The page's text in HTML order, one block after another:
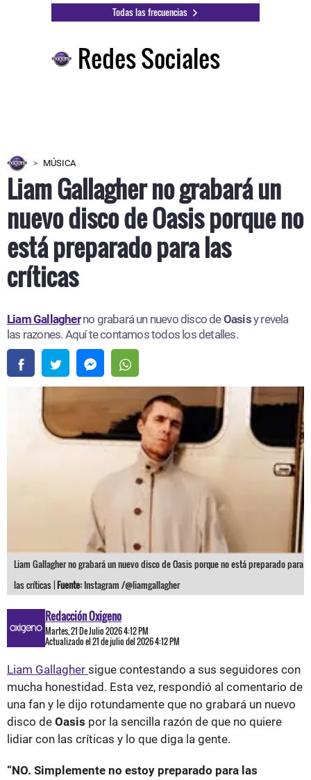
Todas las frecuencias
Redes Sociales
MÚSICA
Liam Gallagher no grabará un
nuevo disco de Oasis porque no
está preparado para las
críticas
Liam Gallagherno grabará un nuevo disco deOasisy revela
las razones. Aquí te contamos todos los detalles.
Liam Gallagher no grabará un nuevo disco de Oasis porque no está preparado para
las críticas |Fuente: Instagram /@liamgallagher
Redacción Oxigeno
Martes, 21 De Julio 2026 4:12 PM
Actualizado el 21 de julio del 2026 4:12 PM
Liam Gallagher sigue contestando a sus seguidores con
mucha honestidad. Esta vez, respondió al comentario de
una fan y le dijo rotundamente que no grabará un nuevo
disco de Oasis por la sencilla razón de que no quiere
lidiar con las críticas y lo que diga la gente.
“NO. Simplemente no estoy preparado para las